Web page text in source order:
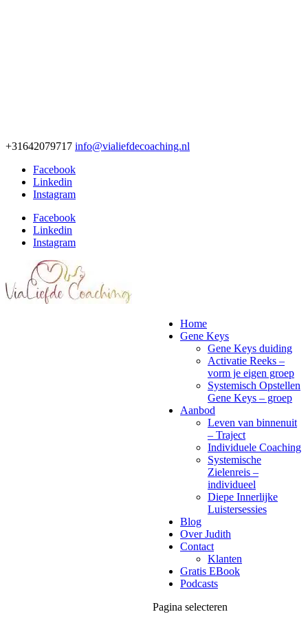
+31642079717 info@vialiefdecoaching.nl
Facebook
Linkedin
Instagram
Facebook
Linkedin
Instagram
Home
Gene Keys
Gene Keys duiding
Activatie Reeks –
vorm je eigen groep
Systemisch Opstellen
Gene Keys – groep
Aanbod
Leven van binnenuit
– Traject
Individuele Coaching
Systemische
Zielenreis –
individueel
Diepe Innerlijke
Luistersessies
Blog
Over Judith
Contact
Klanten
Gratis EBook
Podcasts
Pagina selecteren